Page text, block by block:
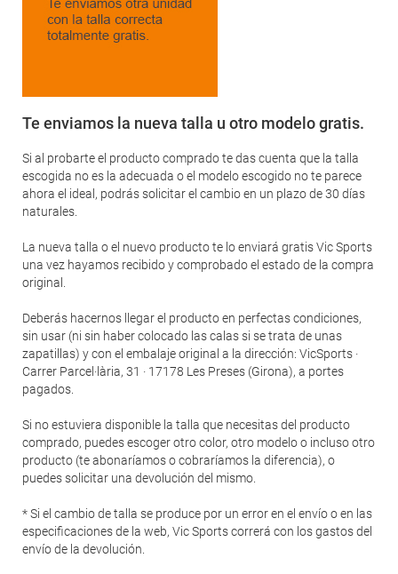
Te enviamos la nueva talla u otro modelo gratis.
Si al probarte el producto comprado te das cuenta que la talla
escogida no es la adecuada o el modelo escogido no te parece
ahora el ideal, podrás solicitar el cambio en un plazo de 30 días
naturales.
La nueva talla o el nuevo producto te lo enviará gratis Vic Sports
una vez hayamos recibido y comprobado el estado de la compra
original.
Deberás hacernos llegar el producto en perfectas condiciones,
sin usar (ni sin haber colocado las calas si se trata de unas
zapatillas) y con el embalaje original a la dirección: VicSports ·
Carrer Parcel·lària, 31 · 17178 Les Preses (Girona), a portes
pagados.
Si no estuviera disponible la talla que necesitas del producto
comprado, puedes escoger otro color, otro modelo o incluso otro
producto (te abonaríamos o cobraríamos la diferencia), o
puedes solicitar una devolución del mismo.
* Si el cambio de talla se produce por un error en el envío o en las
especificaciones de la web, Vic Sports correrá con los gastos del
envío de la devolución.